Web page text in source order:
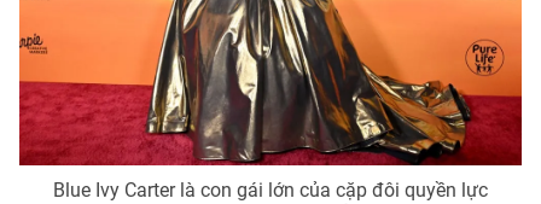
VTV Money VTV Thể thao
VTV Sức khoẻ Bất động sản
Thị trường 24h Tấm lòng Việt
Blue Ivy Carter là con gái lớn của cặp đôi quyền lực